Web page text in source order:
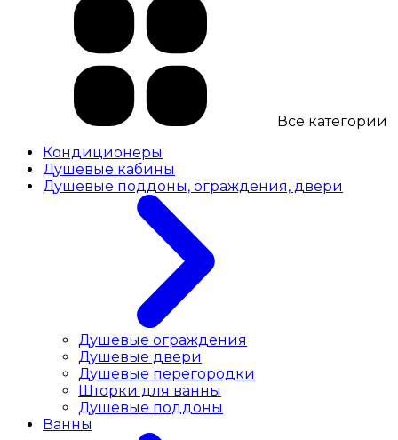
Все категории
Кондиционеры
Душевые кабины
Душевые поддоны, ограждения, двери
Душевые ограждения
Душевые двери
Душевые перегородки
Шторки для ванны
Душевые поддоны
Ванны